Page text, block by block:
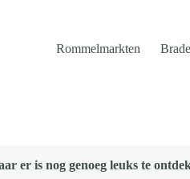
Rommelmarkten
er is nog genoeg leuks te